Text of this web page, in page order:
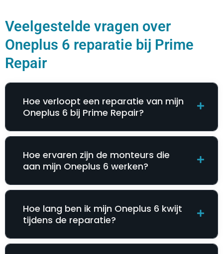
Veelgestelde vragen over
Oneplus 6 reparatie bij Prime
Repair
Hoe verloopt een reparatie van mijn
Oneplus 6 bij Prime Repair?
Hoe ervaren zijn de monteurs die
aan mijn Oneplus 6 werken?
Hoe lang ben ik mijn Oneplus 6 kwijt
tijdens de reparatie?